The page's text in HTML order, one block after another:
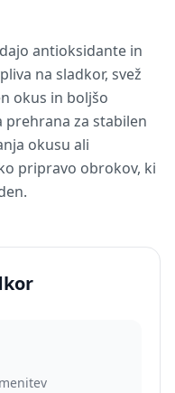
antioksidante in
na sladkor, svež
okus in boljšo
prehrana za stabilen
okusu ali
pripravo obrokov, ki